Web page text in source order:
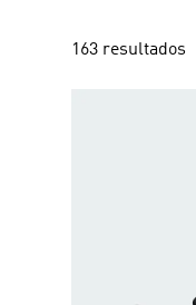
163 resultados